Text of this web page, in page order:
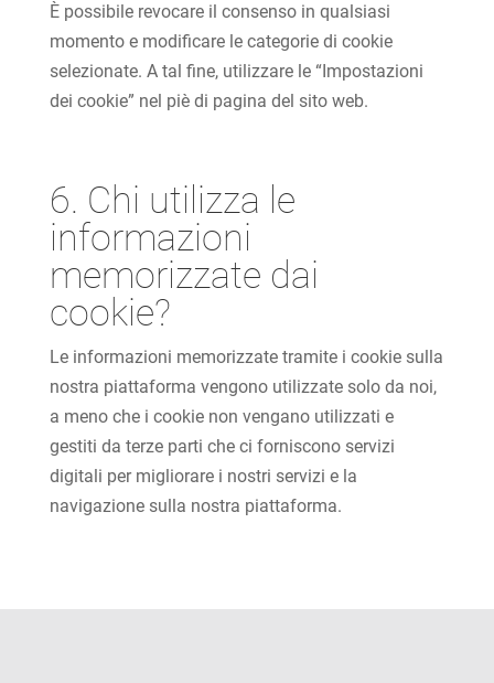
È possibile revocare il consenso in qualsiasi
momento e modificare le categorie di cookie
selezionate. A tal fine, utilizzare le “Impostazioni
dei cookie” nel piè di pagina del sito web.
6. Chi utilizza le
informazioni
memorizzate dai
cookie?
Le informazioni memorizzate tramite i cookie sulla
nostra piattaforma vengono utilizzate solo da noi,
a meno che i cookie non vengano utilizzati e
gestiti da terze parti che ci forniscono servizi
digitali per migliorare i nostri servizi e la
navigazione sulla nostra piattaforma.